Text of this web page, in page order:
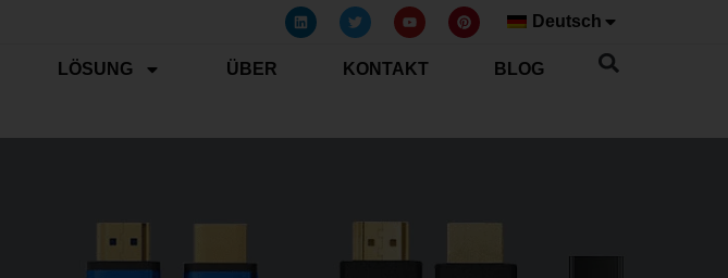
Deutsch
LÖSUNG ÜBER KONTAKT BLOG